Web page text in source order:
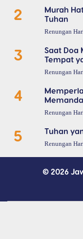
2
Murah
Tuhan
Renungan
3
Saat Doa
Tempat
Renungan
4
Renungan
5 Tuhan
Renungan
© 2026